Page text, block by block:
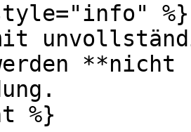
%}
**nicht
%}